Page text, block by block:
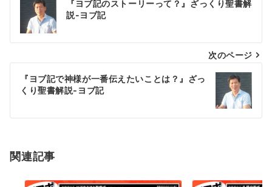
ナ
ビ
シ
ン
『ヨブ記のストーリーって？』ざっくり聖書解
説-ヨブ記
次のページ
『ヨブ記で神様が一番伝えたいことは？』ざっ
くり聖書解説-ヨブ記
関連記事